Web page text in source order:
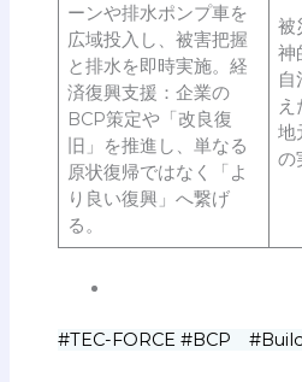
ーンや排水ポンプ車を
広域投入し、被害把握
と排水を即時実施。経
済復興支援：企業の
BCP策定や「改良復
旧」を推進し、単なる
原状復帰ではなく「よ
り良い復興」へ繋げ
る。
被
神
自
え
地
の
#TEC-FORCE #BCP